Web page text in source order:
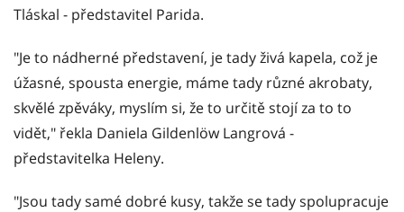
Tláskal - představitel Parida.
"Je to nádherné představení, je tady živá kapela, což je
úžasné, spousta energie, máme tady různé akrobaty,
skvělé zpěváky, myslím si, že to určitě stojí za to to
vidět," řekla Daniela Gildenlöw Langrová -
představitelka Heleny.
"Jsou tady samé dobré kusy, takže se tady spolupracuje